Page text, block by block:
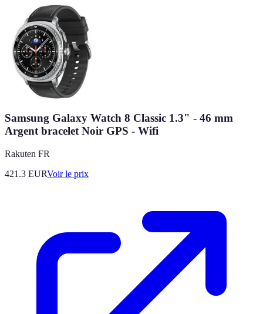
Samsung Galaxy Watch 8 Classic 1.3" - 46 mm
Argent bracelet Noir GPS - Wifi
Rakuten FR
421.3 EURVoir le prix